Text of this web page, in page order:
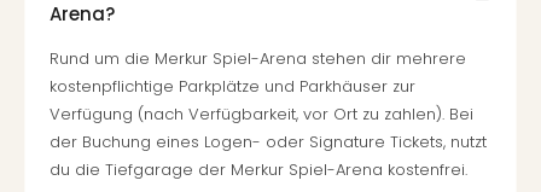
Arena?
Rund um die Merkur Spiel-Arena stehen dir mehrere
kostenpflichtige Parkplätze und Parkhäuser zur
Verfügung (nach Verfügbarkeit, vor Ort zu zahlen). Bei
der Buchung eines Logen- oder Signature Tickets, nutzt
du die Tiefgarage der Merkur Spiel-Arena kostenfrei.